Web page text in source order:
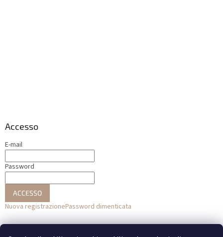
Accesso
E-mail
Password
ACCESSO
Nuova registrazionePassword dimenticata
o